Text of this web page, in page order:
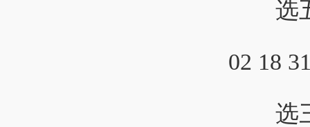
选五
02 18
选三